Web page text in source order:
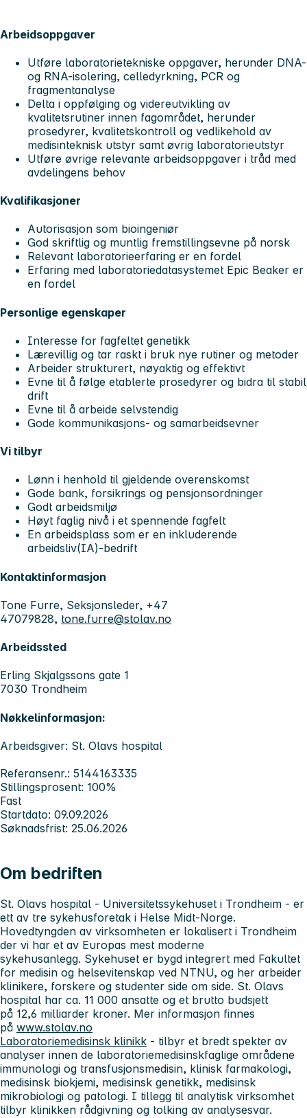
Arbeidsoppgaver
Utføre laboratorietekniske oppgaver, herunder DNA-
og RNA-isolering, celledyrkning, PCR og
fragmentanalyse
Delta i oppfølging og videreutvikling av
kvalitetsrutiner innen fagområdet, herunder
prosedyrer, kvalitetskontroll og vedlikehold av
medisinteknisk utstyr samt øvrig laboratorieutstyr
Utføre øvrige relevante arbeidsoppgaver i tråd med
avdelingens behov
Kvalifikasjoner
Autorisasjon som bioingeniør
God skriftlig og muntlig fremstillingsevne på norsk
Relevant laboratorieerfaring er en fordel
Erfaring med laboratoriedatasystemet Epic Beaker er
en fordel
Personlige egenskaper
Interesse for fagfeltet genetikk
Lærevillig og tar raskt i bruk nye rutiner og metoder
Arbeider strukturert, nøyaktig og effektivt
Evne til å følge etablerte prosedyrer og bidra til stabil
drift
Evne til å arbeide selvstendig
Gode kommunikasjons- og samarbeidsevner
Vi tilbyr
Lønn i henhold til gjeldende overenskomst
Gode bank, forsikrings og pensjonsordninger
Godt arbeidsmiljø
Høyt faglig nivå i et spennende fagfelt
En arbeidsplass som er en inkluderende
arbeidsliv(IA)-bedrift
Kontaktinformasjon
Tone Furre, Seksjonsleder, +47
47079828, tone.furre@stolav.no
Arbeidssted
Erling Skjalgssons gate 1
7030 Trondheim
Nøkkelinformasjon:
Arbeidsgiver: St. Olavs hospital
Referansenr.: 5144163335
Stillingsprosent: 100%
Fast
Startdato: 09.09.2026
Søknadsfrist: 25.06.2026
Om bedriften
St. Olavs hospital - Universitetssykehuset i Trondheim - er
ett av tre sykehusforetak i Helse Midt-Norge.
Hovedtyngden av virksomheten er lokalisert i Trondheim
der vi har et av Europas mest moderne
sykehusanlegg. Sykehuset er bygd integrert med Fakultet
for medisin og helsevitenskap ved NTNU, og her arbeider
klinikere, forskere og studenter side om side. St. Olavs
hospital har ca. 11 000 ansatte og et brutto budsjett
på 12,6 milliarder kroner. Mer informasjon finnes
på www.stolav.no
Laboratoriemedisinsk klinikk - tilbyr et bredt spekter av
analyser innen de laboratoriemedisinskfaglige områdene
immunologi og transfusjonsmedisin, klinisk farmakologi,
medisinsk biokjemi, medisinsk genetikk, medisinsk
mikrobiologi og patologi. I tillegg til analytisk virksomhet
tilbyr klinikken rådgivning og tolking av analysesvar.